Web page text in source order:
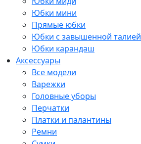
Юбки мини
Прямые юбки
Юбки с завышенной талией
Юбки карандаш
Аксессуары
Все модели
Варежки
Головные уборы
Перчатки
Платки и палантины
Ремни